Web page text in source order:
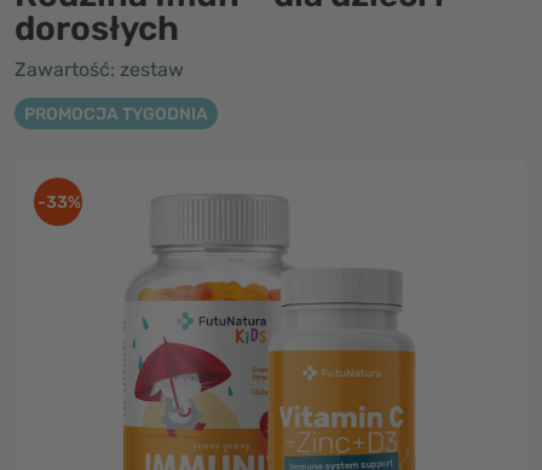
dorosłych
Zawartość: zestaw
PROMOCJA TYGODNIA
-33%